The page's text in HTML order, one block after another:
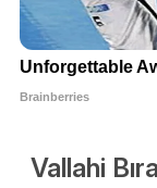
Vallahi